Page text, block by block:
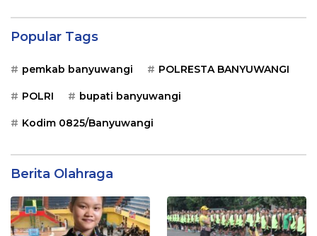
Popular Tags
pemkab banyuwangi POLRESTA BANYUWANGI
POLRI bupati banyuwangi
Kodim 0825/Banyuwangi
Berita Olahraga